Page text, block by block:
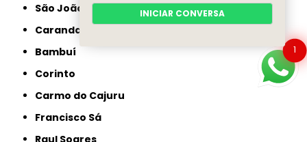
São João do Paraíso
Carandaí
Bambuí
Corinto
Carmo do Cajuru
Francisco Sá
Raul Soares
1
INICIAR CONVERSA